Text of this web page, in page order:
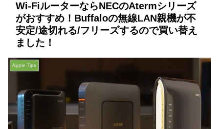
Wi-FiルーターならNECのAtermシリーズ
がおすすめ！Buffaloの無線LAN親機が不
安定/途切れる/フリーズするので買い替え
ました！
Apple Tips